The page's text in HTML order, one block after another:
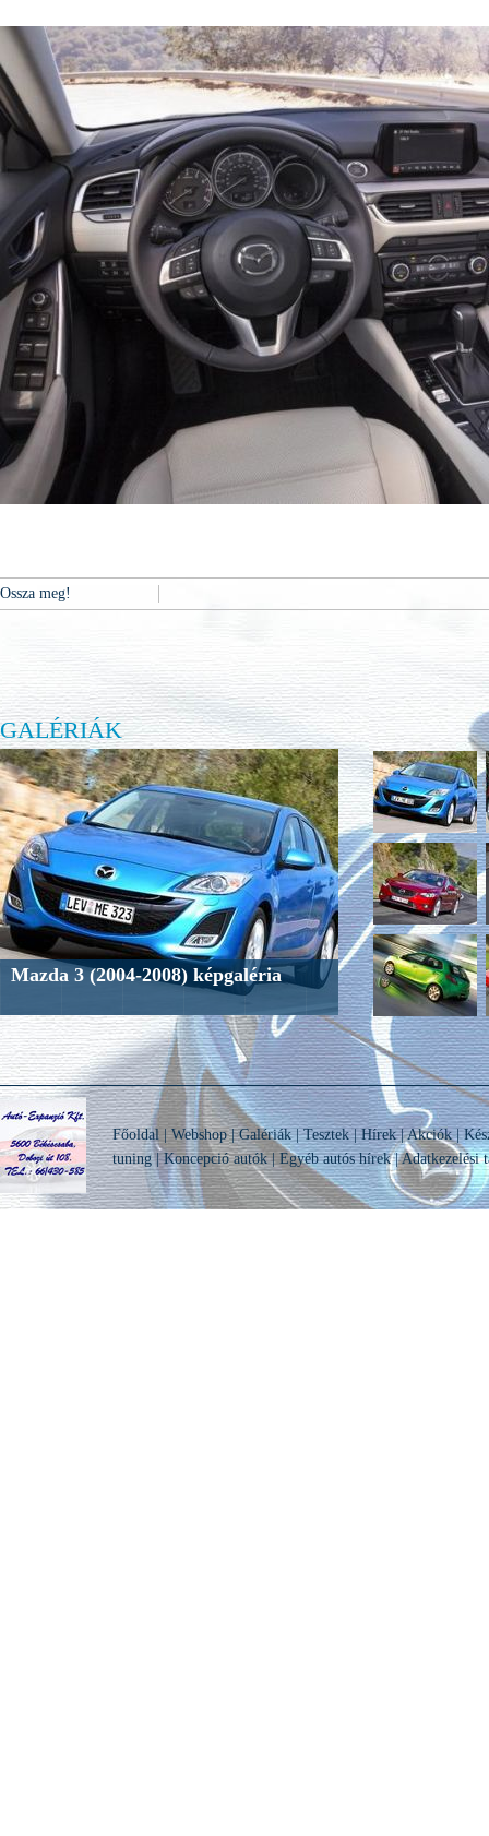
Ossza meg!
GALÉRIÁK
Mazda 3 (2004-2008) képgaléria
Főoldal |Webshop|Galériák|Tesztek|Hírek|Akciók|
tuning|Koncepció autók| Egyéb autós hírek|Adatkezelési